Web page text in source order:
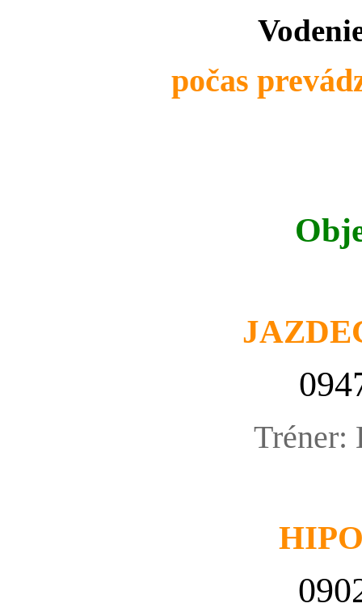
počas
Tréner: